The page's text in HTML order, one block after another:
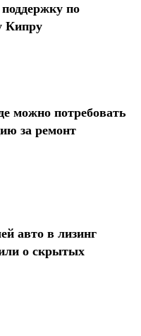
по
Кипру
можно потребовать
за ремонт
авто в лизинг
о скрытых